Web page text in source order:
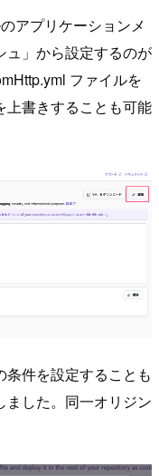
アプリケーションメ
ュ」から設定するのが
ファイルを
上書きすることも可能
件を設定することも
した。同一オリジン